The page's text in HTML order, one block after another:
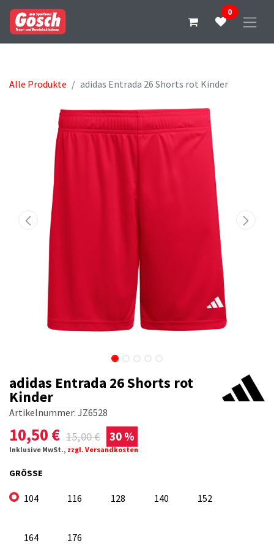
0
Alle Produkte adidas Entrada 26 Shorts rot Kinder
adidas Entrada 26 Shorts rot
Kinder
Artikelnummer: JZ6528
10,50 € 15,00€ 30 %
Inklusive MwSt., zzgl. Versandkosten
GRÖSSE
104 116 128 140 152
164 176